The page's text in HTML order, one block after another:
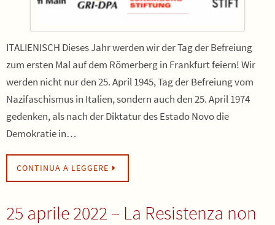
ITALIENISCH Dieses Jahr werden wir der Tag der Befreiung
zum ersten Mal auf dem Römerberg in Frankfurt feiern! Wir
werden nicht nur den 25. April 1945, Tag der Befreiung vom
Nazifaschismus in Italien, sondern auch den 25. April 1974
gedenken, als nach der Diktatur des Estado Novo die
Demokratie in…
CONTINUA A LEGGERE
25 aprile 2022 – La Resistenza non